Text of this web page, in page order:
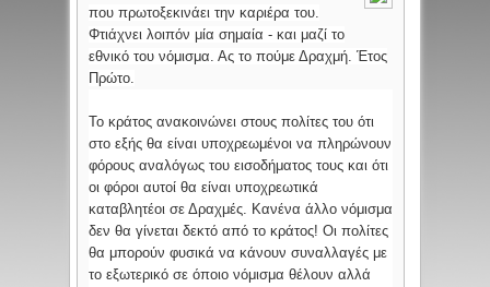
που πρωτοξεκινάει την καριέρα του.
Φτιάχνει λοιπόν μία σημαία - και μαζί το
εθνικό του νόμισμα. Ας το πούμε Δραχμή. Έτος
Πρώτο.
Το κράτος ανακοινώνει στους πολίτες του ότι
στο εξής θα είναι υποχρεωμένοι να πληρώνουν
φόρους αναλόγως του εισοδήματος τους και ότι
οι φόροι αυτοί θα είναι υποχρεωτικά
καταβλητέοι σε Δραχμές. Κανένα άλλο νόμισμα
δεν θα γίνεται δεκτό από το κράτος! Οι πολίτες
θα μπορούν φυσικά να κάνουν συναλλαγές με
το εξωτερικό σε όποιο νόμισμα θέλουν αλλά